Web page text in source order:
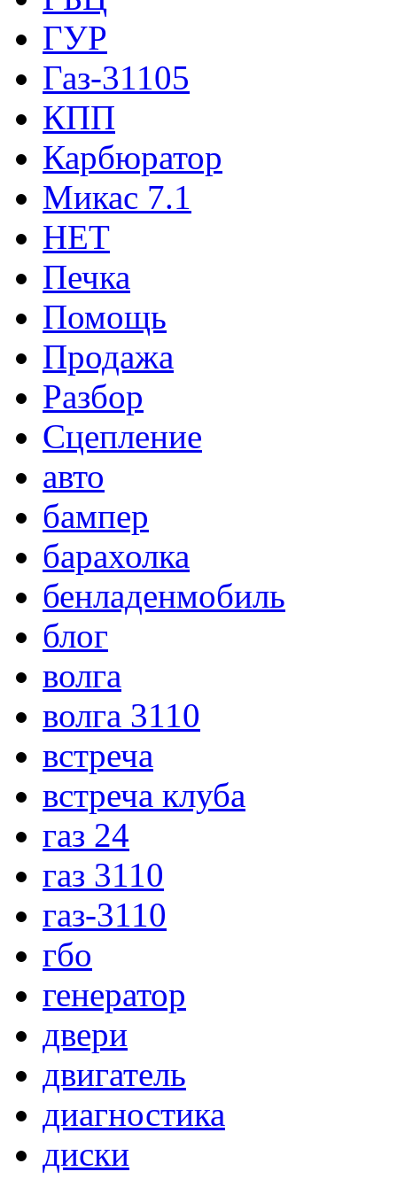
ГУР
Газ-31105
КПП
Карбюратор
Микас 7.1
НЕТ
Печка
Помощь
Продажа
Разбор
Сцепление
авто
бампер
барахолка
бенладенмобиль
блог
волга
волга 3110
встреча
встреча клуба
газ 24
газ 3110
газ-3110
гбо
генератор
двери
двигатель
диагностика
диски